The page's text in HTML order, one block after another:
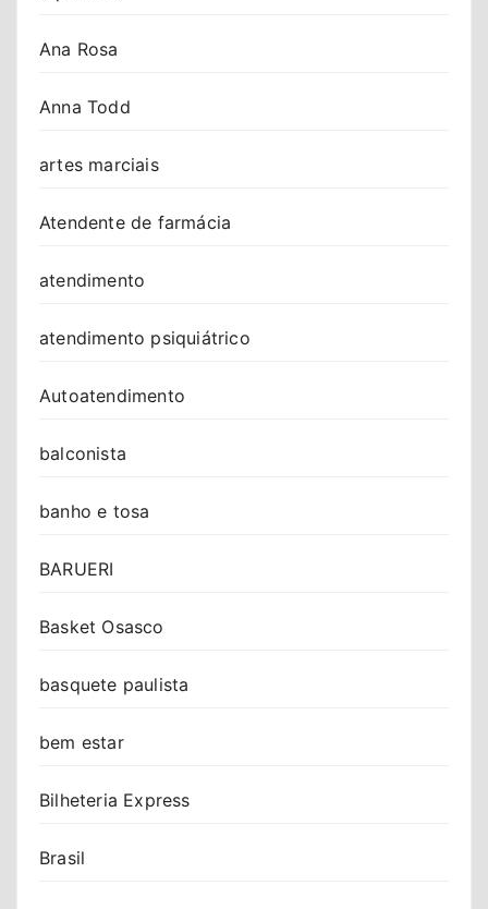
Ana Rosa
Anna Todd
artes marciais
Atendente de farmácia
atendimento
atendimento psiquiátrico
Autoatendimento
balconista
banho e tosa
BARUERI
Basket Osasco
basquete paulista
bem estar
Bilheteria Express
Brasil